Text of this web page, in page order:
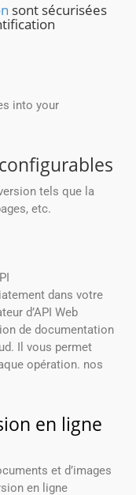
sont sécurisées
into your
tels que la
etc.
dans votre
d’API Web
de documentation
Il vous permet
opération. nos
en ligne
et d’images
en ligne